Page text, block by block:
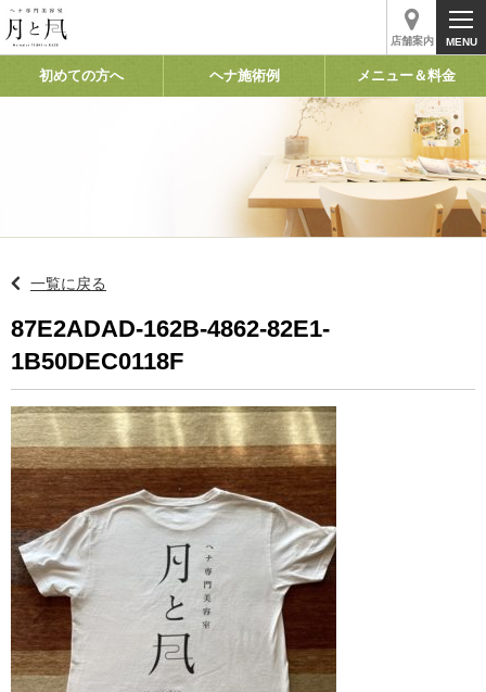
店舗案内
初めての方へ ヘナ施術例 メニュー＆料金
一覧に戻る
87E2ADAD-162B-4862-82E1-
1B50DEC0118F